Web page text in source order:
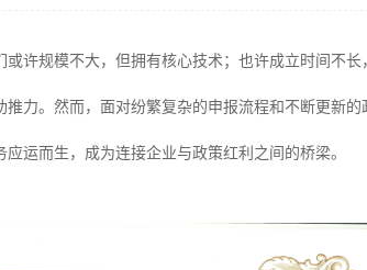
许规模不大，但拥有核心技术；也许成立时间不长
力。然而，面对纷繁复杂的申报流程和不断更新的
运而生，成为连接企业与政策红利之间的桥梁。